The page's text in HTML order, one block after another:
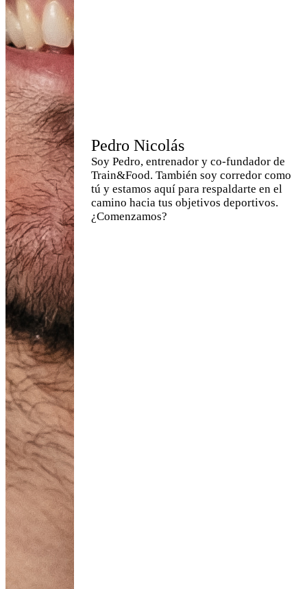
Pedro Nicolás
Soy Pedro, entrenador y co-fundador de
Train&Food. También soy corredor como
tú y estamos aquí para respaldarte en el
camino hacia tus objetivos deportivos.
¿Comenzamos?